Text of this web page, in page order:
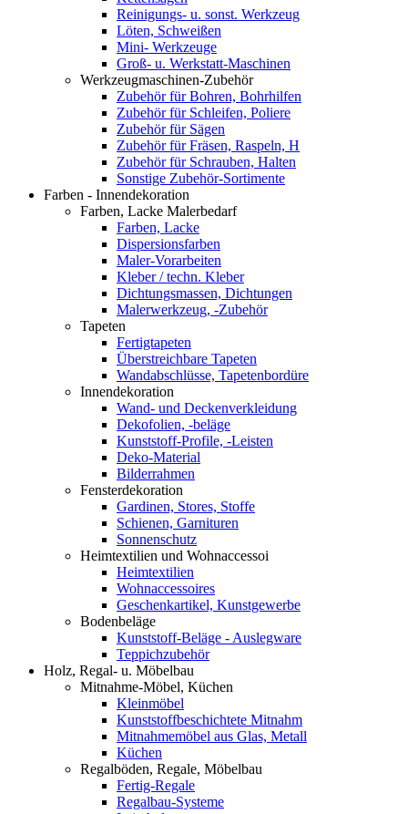
Reinigungs- u. sonst. Werkzeug
Löten, Schweißen
Mini- Werkzeuge
Groß- u. Werkstatt-Maschinen
Werkzeugmaschinen-Zubehör
Zubehör für Bohren, Bohrhilfen
Zubehör für Schleifen, Poliere
Zubehör für Sägen
Zubehör für Fräsen, Raspeln, H
Zubehör für Schrauben, Halten
Sonstige Zubehör-Sortimente
Farben - Innendekoration
Farben, Lacke Malerbedarf
Farben, Lacke
Dispersionsfarben
Maler-Vorarbeiten
Kleber / techn. Kleber
Dichtungsmassen, Dichtungen
Malerwerkzeug, -Zubehör
Tapeten
Fertigtapeten
Überstreichbare Tapeten
Wandabschlüsse, Tapetenbordüre
Innendekoration
Wand- und Deckenverkleidung
Dekofolien, -beläge
Kunststoff-Profile, -Leisten
Deko-Material
Bilderrahmen
Fensterdekoration
Gardinen, Stores, Stoffe
Schienen, Garnituren
Sonnenschutz
Heimtextilien und Wohnaccessoi
Heimtextilien
Wohnaccessoires
Geschenkartikel, Kunstgewerbe
Bodenbeläge
Kunststoff-Beläge - Auslegware
Teppichzubehör
Holz, Regal- u. Möbelbau
Mitnahme-Möbel, Küchen
Kleinmöbel
Kunststoffbeschichtete Mitnahm
Mitnahmemöbel aus Glas, Metall
Küchen
Regalböden, Regale, Möbelbau
Fertig-Regale
Regalbau-Systeme